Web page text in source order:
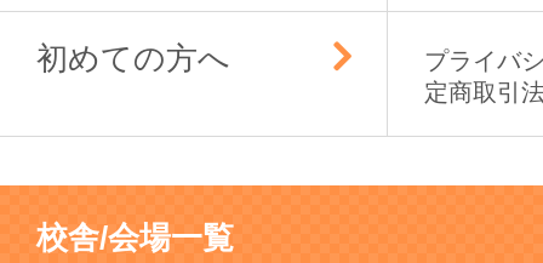
初めての方へ
プライバ
定商取引
校舎/会場一覧